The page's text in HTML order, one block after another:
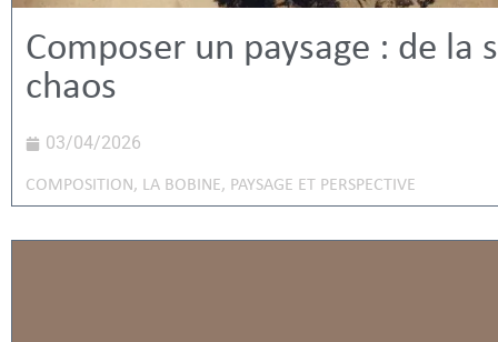
Composer un paysage : de la
chaos
03/04/2026
COMPOSITION, LA BOBINE, PAYSAGE ET PERSPECTIVE